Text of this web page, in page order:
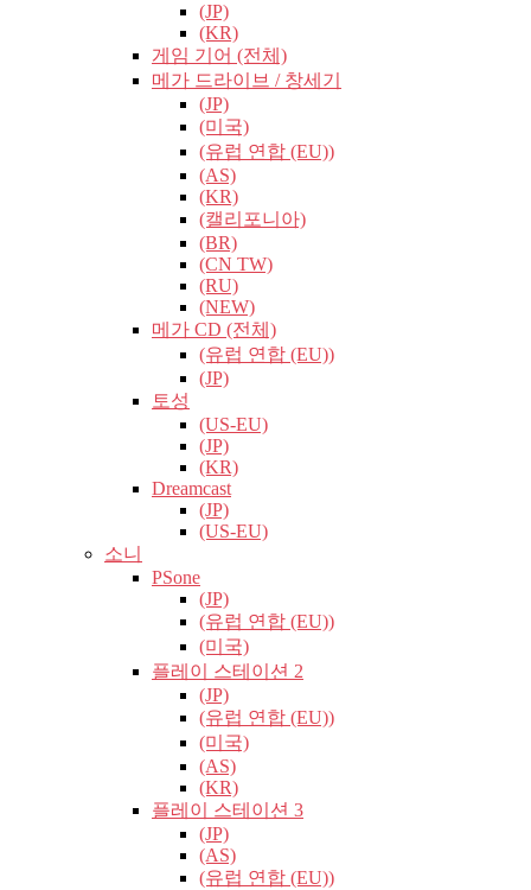
(JP)
(KR)
게임 기어 (전체)
메가 드라이브 / 창세기
(JP)
(미국)
(유럽​​ 연합 (EU))
(AS)
(KR)
(캘리포니아)
(BR)
(CN TW)
(RU)
(NEW)
메가 CD (전체)
(유럽​​ 연합 (EU))
(JP)
토성
(US-EU)
(JP)
(KR)
Dreamcast
(JP)
(US-EU)
소니
PSone
(JP)
(유럽​​ 연합 (EU))
(미국)
플레이 스테이션 2
(JP)
(유럽​​ 연합 (EU))
(미국)
(AS)
(KR)
플레이 스테이션 3
(JP)
(AS)
(유럽​​ 연합 (EU))